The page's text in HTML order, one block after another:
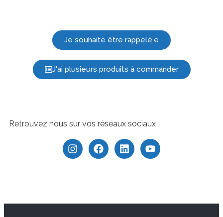
Je souhaite être rappelé.e
J'ai plusieurs produits à commander
Retrouvez nous sur vos réseaux sociaux